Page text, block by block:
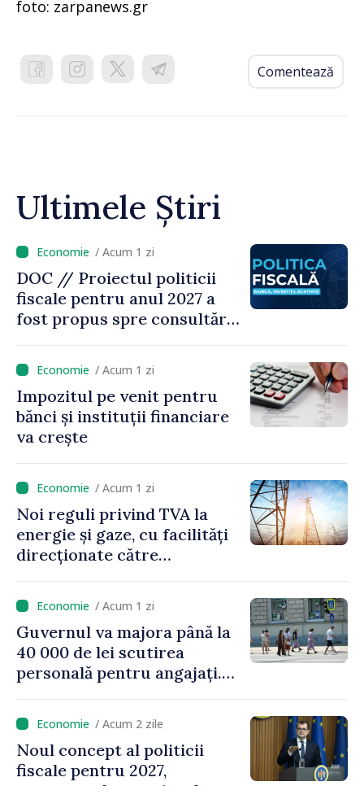
foto: zarpanews.gr
Comentează
Ultimele Știri
/ Acum 1 zi
DOC // Proiectul politicii
fiscale pentru anul 2027 a
fost propus spre consultări
/ Acum 1 zi
Impozitul pe venit pentru
bănci și instituții financiare
va crește
/ Acum 1 zi
Noi reguli privind TVA la
energie și gaze, cu facilități
direcționate către
/ Acum 1 zi
Guvernul va majora până la
40 000 de lei scutirea
personală pentru angajați.
de milioane de lei îi lăsăm
oamenilor”/ Acum 2 zile
Noul concept al politicii
fiscale pentru 2027,